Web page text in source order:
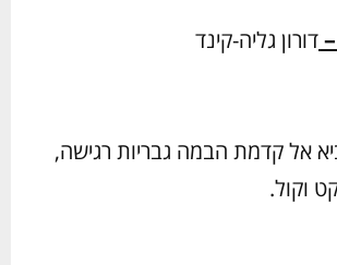
–דורון גליה-קינד
אל קדמת הבמה גבריות רגישה,
וקול.